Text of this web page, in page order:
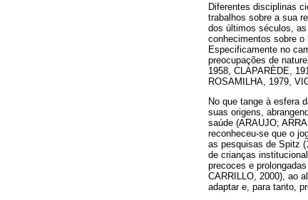
Diferentes disciplinas
trabalhos sobre a sua
dos últimos séculos,
conhecimentos sobre o
Especificamente no
preocupações de
1958, CLAPARÈDE,
ROSAMILHA, 1979,
No que tange à esfera
suas origens,
saúde (ARAUJO;
reconheceu-se que o
as pesquisas de Spitz
de crianças
precoces e
CARRILLO, 2000), ao
adaptar e, para tanto,